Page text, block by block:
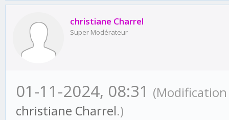
christiane Charrel
Super Modérateur
01-11-2024, 08:31
christiane Charrel.)